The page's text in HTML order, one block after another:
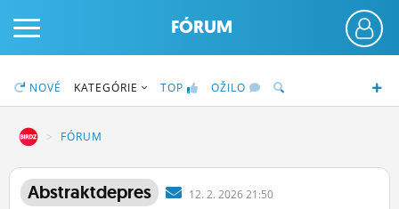
PRIHLÁS SA
FÓRUM
NOVÉ KATEGÓRIE TOP OŽILO
FÓRUM
Abstraktdepres 12. 2. 2026 21:50